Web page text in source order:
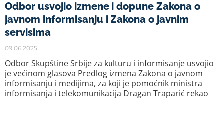
Odbor usvojio izmene i dopune Zakona o
javnom informisanju i Zakona o javnim
servisima
09.06.2025.
Odbor Skupštine Srbije za kulturu i informisanje usvojio
je većinom glasova Predlog izmena Zakona o javnom
informisanju i medijima, za koji je pomoćnik ministra
informisanja i telekomunikacija Dragan Traparić rekao